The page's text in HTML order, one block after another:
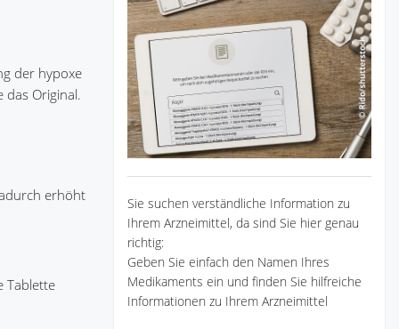
der hypoxe
Original.
erhöht
Tablette
Sie suchen verständliche Information zu
Ihrem Arzneimittel, da sind Sie hier genau
richtig:
Geben Sie einfach den Namen Ihres
Medikaments ein und finden Sie hilfreiche
Informationen zu Ihrem Arzneimittel